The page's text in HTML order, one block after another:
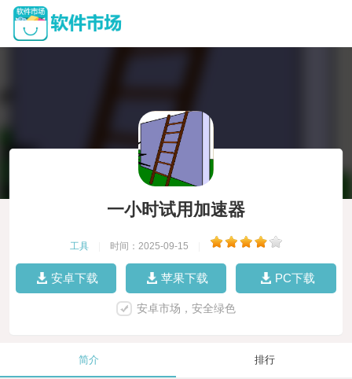
一小时试用加速器
工具 时间：2025-09-15
安卓下载 苹果下载 PC下载
安卓市场，安全绿色
简介 排行